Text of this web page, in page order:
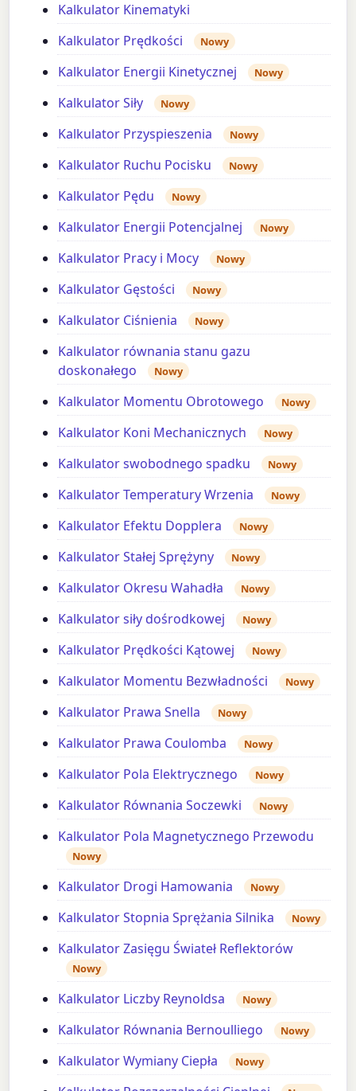
Kalkulator Kinematyki
Kalkulator Prędkości
Nowy
Kalkulator Energii Kinetycznej Nowy
Kalkulator Siły Nowy
Kalkulator Przyspieszenia Nowy
Kalkulator Ruchu Pocisku Nowy
Kalkulator Pędu Nowy
Kalkulator Energii Potencjalnej Nowy
Kalkulator Pracy i Mocy Nowy
Kalkulator Gęstości Nowy
Kalkulator Ciśnienia Nowy
Kalkulator równania stanu gazu
doskonałego
Nowy
Kalkulator Momentu Obrotowego Nowy
Kalkulator Koni Mechanicznych Nowy
Kalkulator swobodnego spadku Nowy
Kalkulator Temperatury Wrzenia Nowy
Kalkulator Efektu Dopplera Nowy
Kalkulator Stałej Sprężyny Nowy
Kalkulator Okresu Wahadła Nowy
Kalkulator siły dośrodkowej Nowy
Kalkulator Prędkości Kątowej Nowy
Kalkulator Momentu Bezwładności Nowy
Kalkulator Prawa Snella Nowy
Kalkulator Prawa Coulomba Nowy
Kalkulator Pola Elektrycznego Nowy
Kalkulator Równania Soczewki Nowy
Kalkulator Pola Magnetycznego Przewodu
Nowy
Kalkulator Drogi Hamowania Nowy
Kalkulator Stopnia Sprężania Silnika Nowy
Kalkulator Zasięgu Świateł Reflektorów
Nowy
Kalkulator Liczby Reynoldsa Nowy
Kalkulator Równania Bernoulliego Nowy
Kalkulator Wymiany Ciepła Nowy